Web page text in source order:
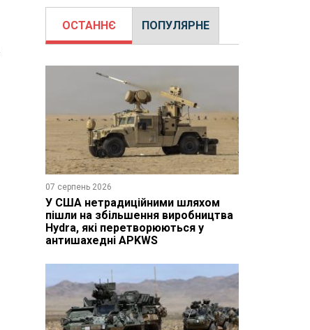
ОСТАННЄ ПОПУЛЯРНЕ
07 серпень 2026
У США нетрадиційними шляхом
пішли на збільшення виробництва
Hydra, які перетворюються у
антишахедні APKWS